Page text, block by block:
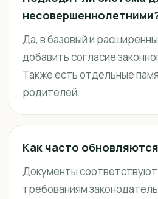
Да, в базовый и
добавить согласие
Также есть отдельные
родителей.
Как часто
Документы
требованиям